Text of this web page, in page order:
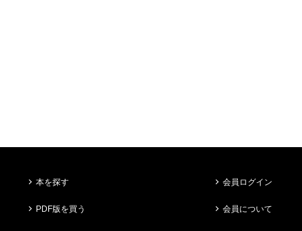
本を探す
PDF版を買う
会員ログイン
会員について